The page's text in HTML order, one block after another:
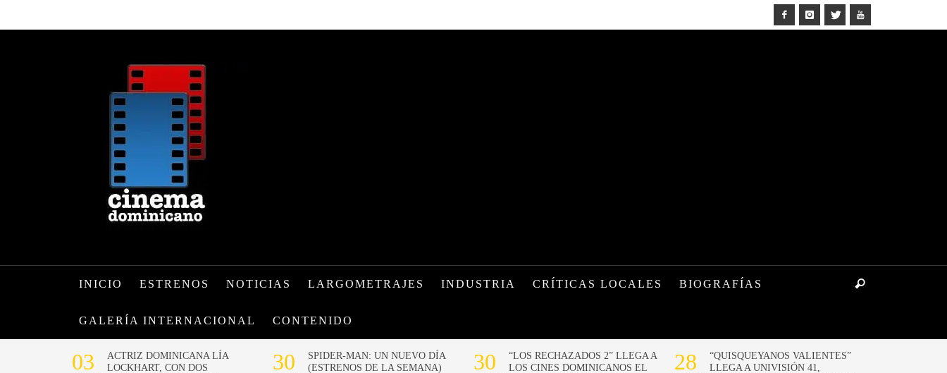
INICIO ESTRENOS NOTICIAS LARGOMETRAJES INDUSTRIA CRÍTICAS LOCALES BIOGRAFÍAS
GALERÍA INTERNACIONAL CONTENIDO